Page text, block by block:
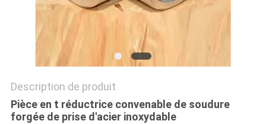
POLITIQUE
DE
CONFIDENTIALITÉ
Description de produit
Pièce en t réductrice convenable de soudure
forgée de prise d'acier inoxydable